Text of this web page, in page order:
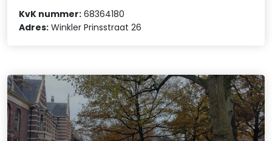
KvK nummer: 68364180
Adres: Winkler Prinsstraat 26